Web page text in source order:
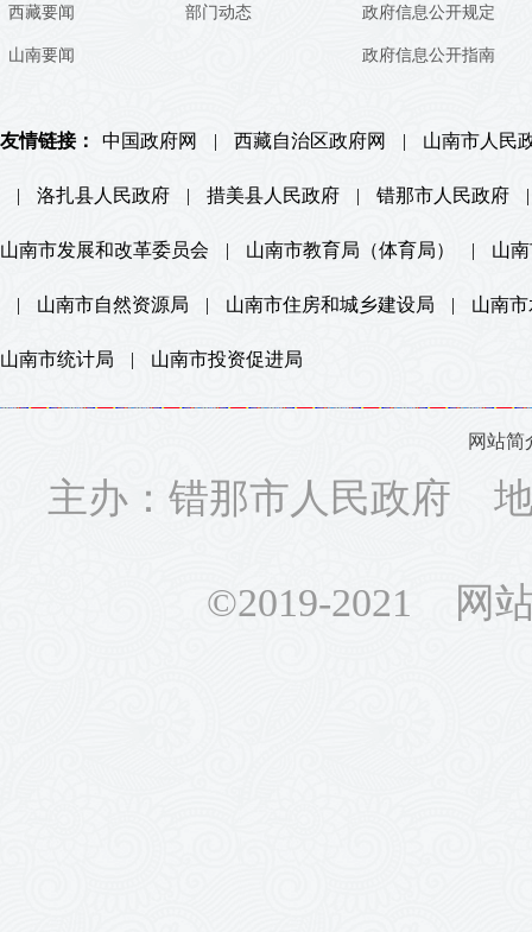
西藏要闻
山南要闻
部门动态 政府信息公开规定
政府信息公开指南
友情链接： 中国政府网 | 西藏自治区政府网 | 山南市人民
| 洛扎县人民政府 | 措美县人民政府 | 错那市人民政府 |
山南市发展和改革委员会 | 山南市教育局（体育局） | 山
| 山南市自然资源局 | 山南市住房和城乡建设局 | 山南
山南市统计局 | 山南市投资促进局
网站简
主办：错那市人民政府
©2019-2021 网